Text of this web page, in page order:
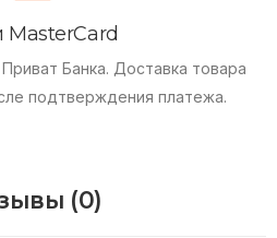
MasterCard
Банка. Доставка товара
подтверждения платежа.
(0)